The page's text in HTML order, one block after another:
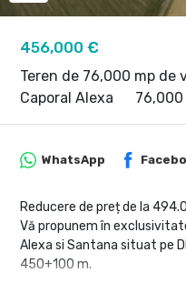
456,000 €
Teren de 76,000 mp de
Caporal Alexa
76,000
WhatsApp
Reducere de preț de la
Vă propunem în
Alexa si Santana situat pe
450+100 m.